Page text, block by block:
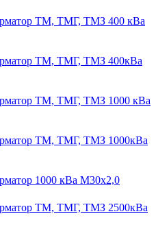
ТМ, ТМГ, ТМЗ 400 кВа
ТМ, ТМГ, ТМЗ 400кВа
ТМ, ТМГ, ТМЗ 1000 кВа
ТМ, ТМГ, ТМЗ 1000кВа
1000 кВа М30х2,0
ТМ, ТМГ, ТМЗ 2500кВа